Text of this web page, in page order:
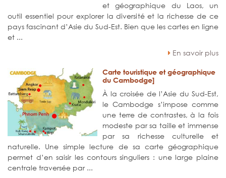
et géographique du Laos, un
outil essentiel pour explorer la diversité et la richesse de ce
pays fascinant d’Asie du Sud-Est. Bien que les cartes en ligne
et ...
En savoir plus
Carte touristique et géographique
du Cambodge]
À la croisée de l’Asie du Sud-Est,
le Cambodge s’impose comme
une terre de contrastes, à la fois
modeste par sa taille et immense
par sa richesse culturelle et
naturelle. Une simple lecture de sa carte géographique
permet d’en saisir les contours singuliers : une large plaine
centrale traversée par ...